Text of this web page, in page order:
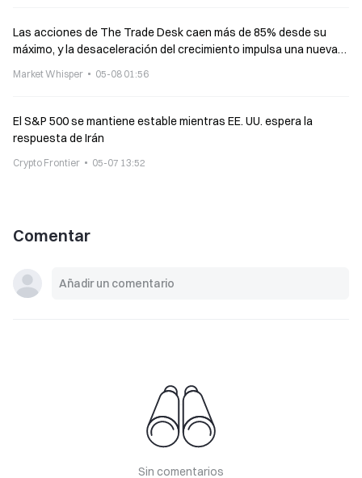
Las acciones de The Trade Desk caen más de 85% desde su
máximo, y la desaceleración del crecimiento impulsa una nueva
Market Whisper 05-08 01:56
El S&P 500 se mantiene estable mientras EE. UU. espera la
respuesta de Irán
Crypto Frontier 05-07 13:52
Comentar
Sin comentarios